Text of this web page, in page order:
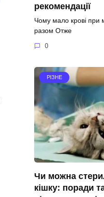
рекомендації
Чому мало крові при
разом Отже
0
РІЗНЕ
Чи можна
кішку: поради